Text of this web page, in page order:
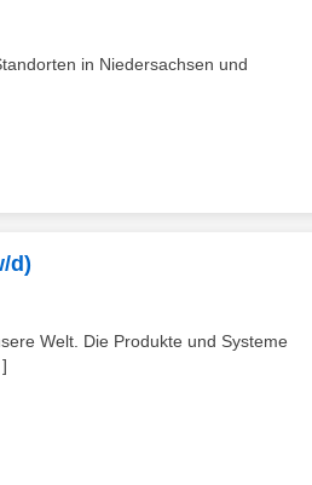
in Niedersachsen und
d)
Welt. Die Produkte und Systeme
]